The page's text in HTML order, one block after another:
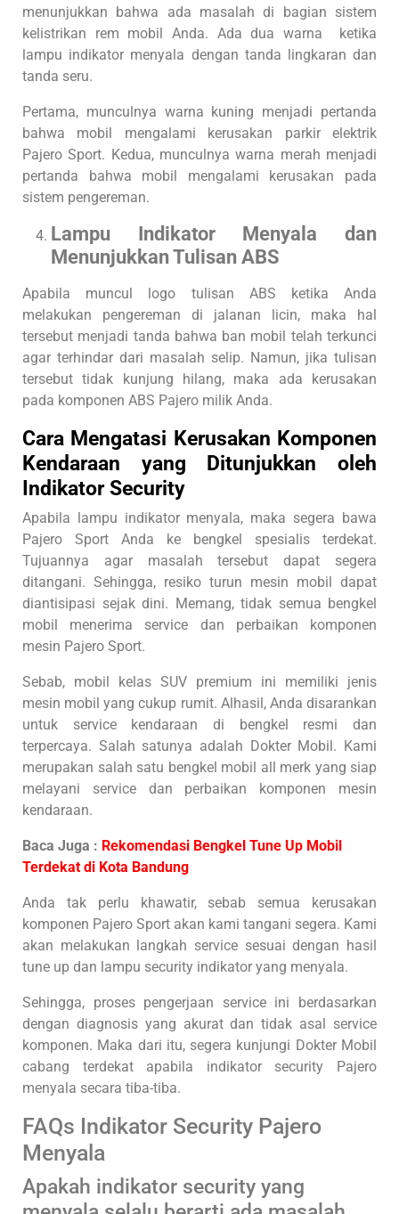
menunjukkan bahwa ada masalah di bagian sistem
kelistrikan rem mobil Anda. Ada dua warna ketika
lampu indikator menyala dengan tanda lingkaran dan
tanda seru.
Pertama, munculnya warna kuning menjadi pertanda
bahwa mobil mengalami kerusakan parkir elektrik
Pajero Sport. Kedua, munculnya warna merah menjadi
pertanda bahwa mobil mengalami kerusakan pada
sistem pengereman.
Lampu Indikator Menyala dan
Menunjukkan Tulisan ABS
Apabila muncul logo tulisan ABS ketika Anda
melakukan pengereman di jalanan licin, maka hal
tersebut menjadi tanda bahwa ban mobil telah terkunci
agar terhindar dari masalah selip. Namun, jika tulisan
tersebut tidak kunjung hilang, maka ada kerusakan
pada komponen ABS Pajero milik Anda.
Cara Mengatasi Kerusakan Komponen
Kendaraan yang Ditunjukkan oleh
Indikator Security
Apabila lampu indikator menyala, maka segera bawa
Pajero Sport Anda ke bengkel spesialis terdekat.
Tujuannya agar masalah tersebut dapat segera
ditangani. Sehingga, resiko turun mesin mobil dapat
diantisipasi sejak dini. Memang, tidak semua bengkel
mobil menerima service dan perbaikan komponen
mesin Pajero Sport.
Sebab, mobil kelas SUV premium ini memiliki jenis
mesin mobil yang cukup rumit. Alhasil, Anda disarankan
untuk service kendaraan di bengkel resmi dan
terpercaya. Salah satunya adalah Dokter Mobil. Kami
merupakan salah satu bengkel mobil all merk yang siap
melayani service dan perbaikan komponen mesin
kendaraan.
Baca Juga : Rekomendasi Bengkel Tune Up Mobil
Terdekat di Kota Bandung
Anda tak perlu khawatir, sebab semua kerusakan
komponen Pajero Sport akan kami tangani segera. Kami
akan melakukan langkah service sesuai dengan hasil
tune up dan lampu security indikator yang menyala.
Sehingga, proses pengerjaan service ini berdasarkan
dengan diagnosis yang akurat dan tidak asal service
komponen. Maka dari itu, segera kunjungi Dokter Mobil
cabang terdekat apabila indikator security Pajero
menyala secara tiba-tiba.
FAQs Indikator Security Pajero
Menyala
Apakah indikator security yang